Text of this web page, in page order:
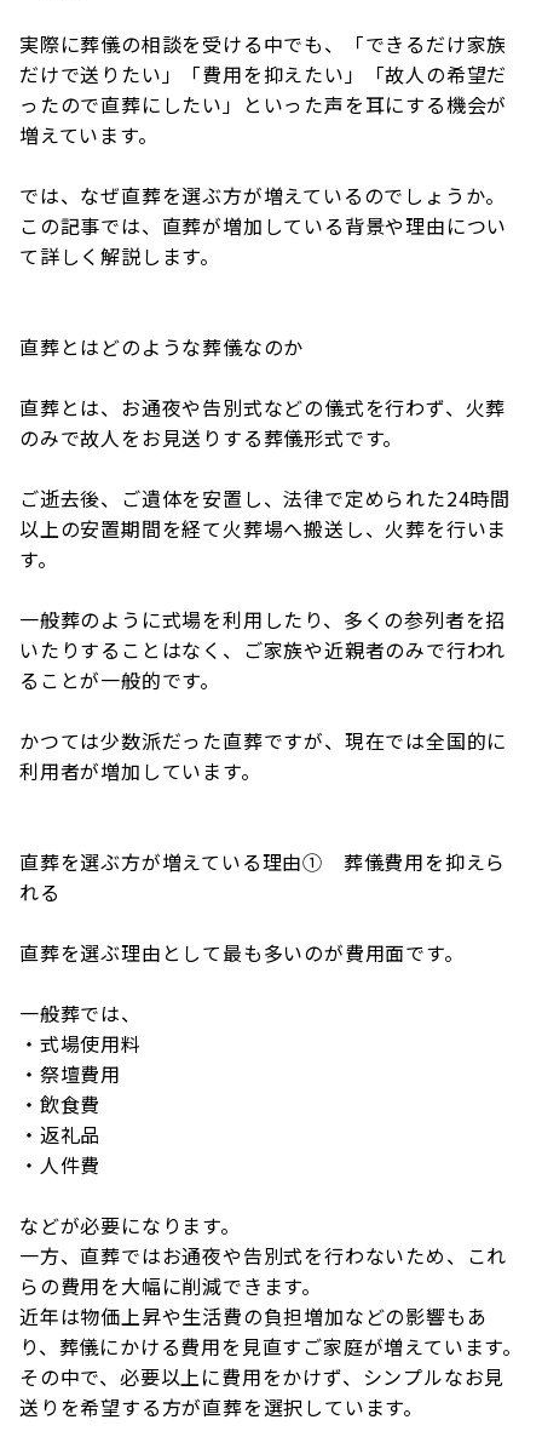
実際に葬儀の相談を受ける中でも、「できるだけ家族
だけで送りたい」「費用を抑えたい」「故人の希望だ
ったので直葬にしたい」といった声を耳にする機会が
増えています。
では、なぜ直葬を選ぶ方が増えているのでしょうか。
この記事では、直葬が増加している背景や理由につい
て詳しく解説します。
直葬とはどのような葬儀なのか
直葬とは、お通夜や告別式などの儀式を行わず、火葬
のみで故人をお見送りする葬儀形式です。
ご逝去後、ご遺体を安置し、法律で定められた24時間
以上の安置期間を経て火葬場へ搬送し、火葬を行いま
す。
一般葬のように式場を利用したり、多くの参列者を招
いたりすることはなく、ご家族や近親者のみで行われ
ることが一般的です。
かつては少数派だった直葬ですが、現在では全国的に
利用者が増加しています。
直葬を選ぶ方が増えている理由① 葬儀費用を抑えら
れる
直葬を選ぶ理由として最も多いのが費用面です。
一般葬では、
・式場使用料
・祭壇費用
・飲食費
・返礼品
・人件費
などが必要になります。
一方、直葬ではお通夜や告別式を行わないため、これ
らの費用を大幅に削減できます。
近年は物価上昇や生活費の負担増加などの影響もあ
り、葬儀にかける費用を見直すご家庭が増えています。
その中で、必要以上に費用をかけず、シンプルなお見
送りを希望する方が直葬を選択しています。